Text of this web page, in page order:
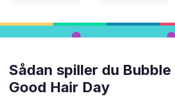
Sådan spiller du Bubble
Good Hair Day